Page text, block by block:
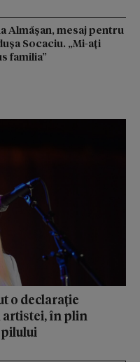
Almășan, mesaj pentru
Socaciu. „Mi-ați
familia”
o declarație
artistei, în plin